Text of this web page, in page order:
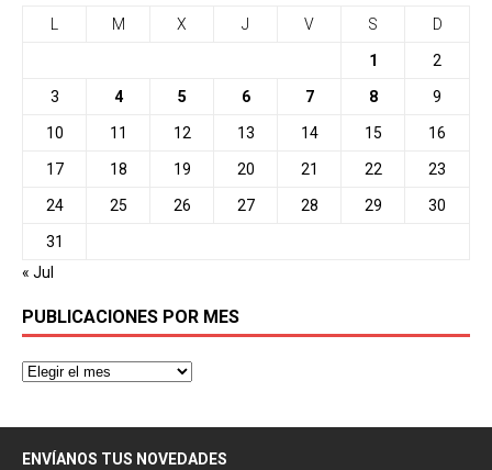
M X J V S D
1 2
3 4 5 6 7 8 9
10 11 12 13 14 15 16
17 18 19 20 21 22 23
24 25 26 27 28 29 30
31
« Jul
PUBLICACIONES POR MES
ENVÍANOS TUS NOVEDADES